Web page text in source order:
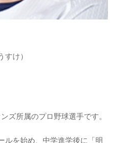
け）
ズ所属のプロ野球選手です。
ルを始め、中学進学後に「明